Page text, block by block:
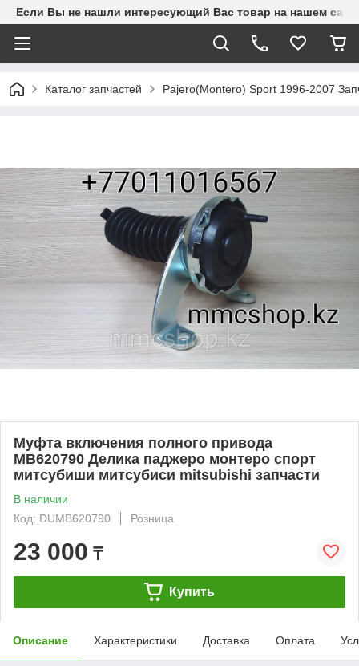
Если Вы не нашли интересующий Вас товар на нашем
Каталог запчастей Pajero(Montero) Sport 1996-2007
Муфта включения полного привода
MB620790 Делика паджеро монтеро спорт
митсубиши митсубиси mitsubishi запчасти
В наличии
Код: DUMB620790
Розница
23 000 ₸
Купить
Описание Характеристики Доставка Оплата